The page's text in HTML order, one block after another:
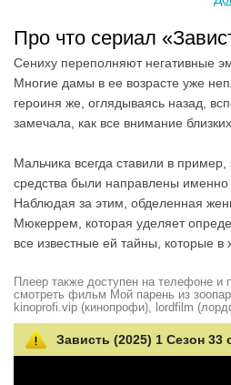
Про что сериал
Сениху переполняют негативные
Многие дамы в ее возрасте уже
героиня же, оглядываясь назад,
замечала, как все внимание
Мальчика всегда ставили в
средства были направлены
Наблюдая за этим, обделенная
Мюкеррем, которая уделяет
все известные ей тайны, которые
Плеер также доступен на телефоне
смотреть фильм Мой парень из
kinoprofi.vip (кинопрофи), lordfilm
Зависть (2025) 1 Сезон 33